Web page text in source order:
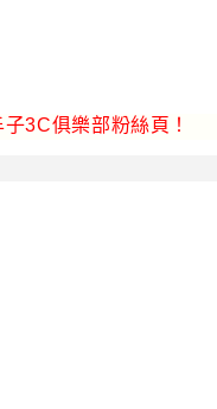
3C俱樂部粉絲頁！